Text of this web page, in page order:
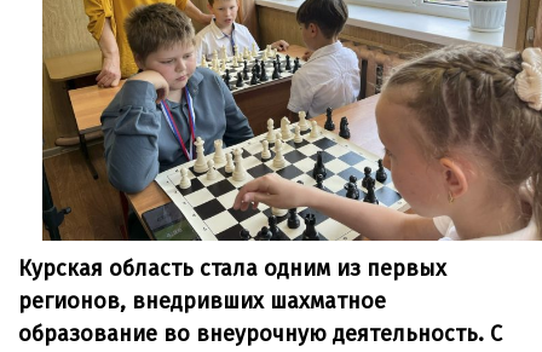
Курская область стала одним из первых
регионов, внедривших шахматное
образование во внеурочную деятельность. С